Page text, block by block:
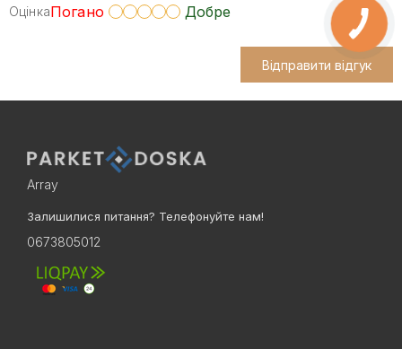
ОцінкаПогано Добре
Відправити відгук
Array
Залишилися питання? Телефонуйте нам!
0673805012